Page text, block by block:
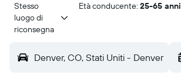
Stesso
luogo di
riconsegna
Età conducente: 25-65 anni
Denver, CO, Stati Uniti - Denver